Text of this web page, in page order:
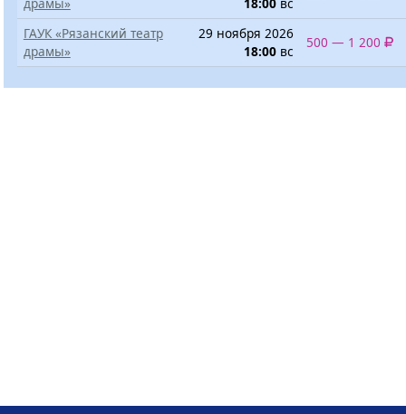
ГАУК «Рязанский театр
драмы»
29 ноября 2026
18:00 вс
500 — 1 200